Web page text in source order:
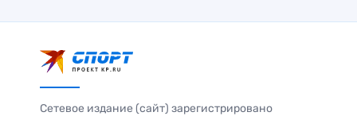
Сетевое издание (сайт) зарегистрировано